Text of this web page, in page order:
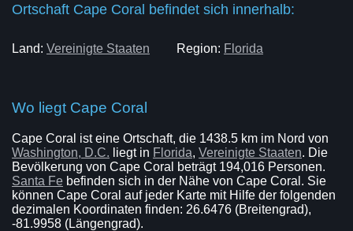
Ortschaft Cape Coral befindet sich innerhalb:
Land: Vereinigte Staaten Region: Florida
Wo liegt Cape Coral
Cape Coral ist eine Ortschaft, die 1438.5 km im Nord von
Washington, D.C. liegt in Florida, Vereinigte Staaten. Die
Bevölkerung von Cape Coral beträgt 194,016 Personen.
Santa Fe befinden sich in der Nähe von Cape Coral. Sie
können Cape Coral auf jeder Karte mit Hilfe der folgenden
dezimalen Koordinaten finden: 26.6476 (Breitengrad),
-81.9958 (Längengrad).